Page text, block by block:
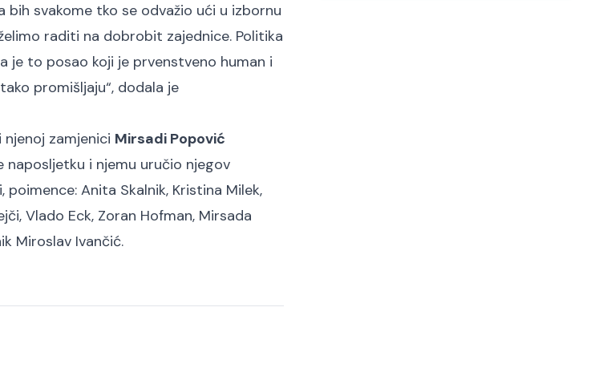
svakome tko se odvažio ući u izbornu
raditi na dobrobit zajednice. Politika
je to posao koji je prvenstveno human i
promišljaju“, dodala je
zamjenici Mirsadi Popović
naposljetku i njemu uručio njegov
Anita Skalnik, Kristina Milek,
Vlado Eck, Zoran Hofman, Mirsada
Miroslav Ivančić.